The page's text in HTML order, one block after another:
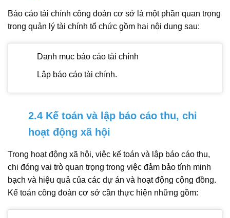
Báo cáo tài chính công đoàn cơ sở là một phần quan trọng
trong quản lý tài chính tổ chức gồm hai nội dung sau:
Danh mục báo cáo tài chính
Lập báo cáo tài chính.
2.4 Kế toán và lập báo cáo thu, chi
hoạt động xã hội
Trong hoạt động xã hội, việc kế toán và lập báo cáo thu,
chi đóng vai trò quan trọng trong việc đảm bảo tính minh
bạch và hiệu quả của các dự án và hoạt động cộng đồng.
Kế toán công đoàn cơ sở cần thực hiện những gồm: